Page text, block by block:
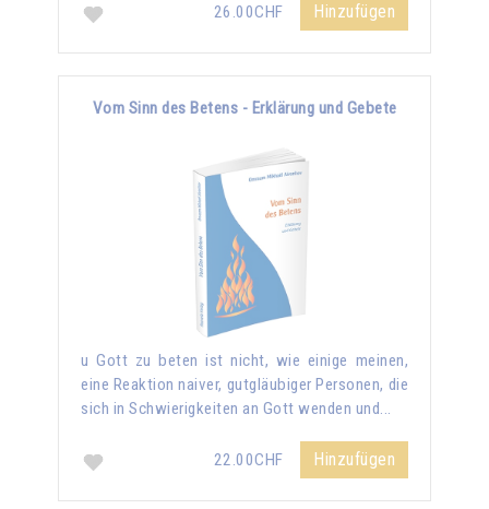
26.00CHF
Hinzufügen
Vom Sinn des Betens - Erklärung und Gebete
u Gott zu beten ist nicht, wie einige meinen,
eine Reaktion naiver, gutgläubiger Personen, die
sich in Schwierigkeiten an Gott wenden und...
22.00CHF Hinzufügen